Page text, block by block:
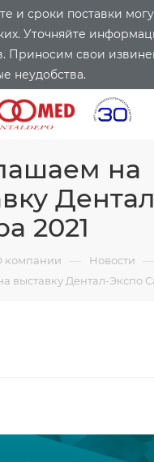
и сроки поставки
Уточняйте
Приносим свои
неудобства.
на
2021
компании — Новости —
выставку Дентал-Экспо